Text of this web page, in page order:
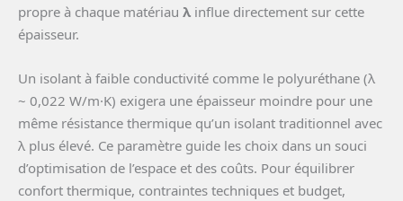
propre à chaque matériau λ influe directement sur cette
épaisseur.
Un isolant à faible conductivité comme le polyuréthane (λ
~ 0,022 W/m·K) exigera une épaisseur moindre pour une
même résistance thermique qu’un isolant traditionnel avec
λ plus élevé. Ce paramètre guide les choix dans un souci
d’optimisation de l’espace et des coûts. Pour équilibrer
confort thermique, contraintes techniques et budget,